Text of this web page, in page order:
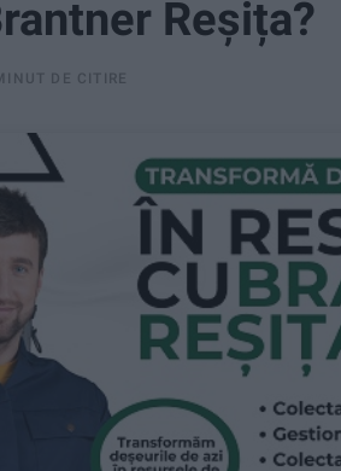
Reșița?
DE CITIRE